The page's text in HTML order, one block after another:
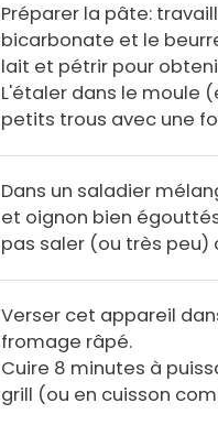
Préparer la pâte:
bicarbonate et le
lait et pétrir pour
L'étaler dans le moule
petits trous avec une
Dans un saladier
et oignon bien
pas saler (ou très peu)
Verser cet appareil
fromage râpé.
Cuire 8 minutes à
grill (ou en cuisson